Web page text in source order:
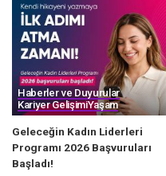
Haberler ve Duyurular
Kariyer GelişimiYaşam
Geleceğin Kadın Liderleri
Programı 2026 Başvuruları
Başladı!